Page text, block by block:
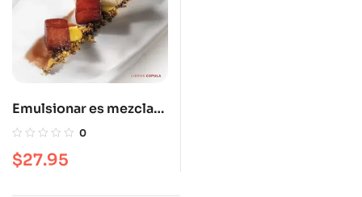
Emulsionar es mezclar
con cariño0
$27.95